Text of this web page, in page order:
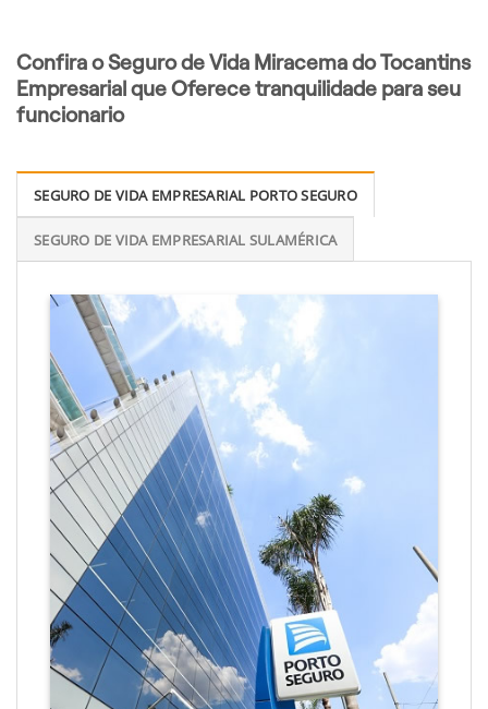
Confira o Seguro de Vida Miracema do Tocantins
Empresarial que Oferece tranquilidade para seu
funcionario
SEGURO DE VIDA EMPRESARIAL PORTO SEGURO
SEGURO DE VIDA EMPRESARIAL SULAMÉRICA